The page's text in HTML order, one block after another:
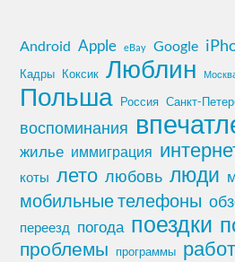
Android Apple eBay Google
Кадры Коксик Люблин
Польша Россия Санкт-
воспоминания
жилье иммиграция
коты лето любовь люди
мобильные телефоны
переезд погода поездки
проблемы программы